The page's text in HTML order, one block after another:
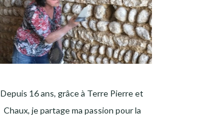
Depuis 16 ans, grâce à Terre Pierre et
Chaux, je partage ma passion pour la